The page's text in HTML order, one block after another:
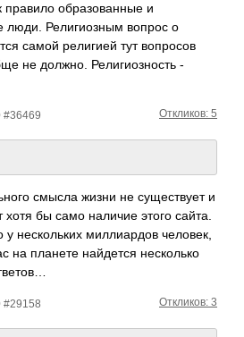
правило образованные и
люди. Религиозным вопрос о
самой религией тут вопросов
не должно. Религиозность -
#36469 Откликов: 5
смысла жизни не суще­ствует и
хотя бы само наличие этого сайта.
неск­ольких милл­иардов чело­век,
на планете найд­ется неск­олько
#29158 Откликов: 3